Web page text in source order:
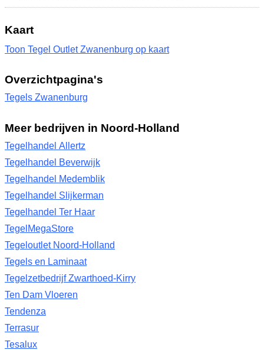
Kaart
Toon Tegel Outlet Zwanenburg op kaart
Overzichtpagina's
Tegels Zwanenburg
Meer bedrijven in Noord-Holland
Tegelhandel Allertz
Tegelhandel Beverwijk
Tegelhandel Medemblik
Tegelhandel Slijkerman
Tegelhandel Ter Haar
TegelMegaStore
Tegeloutlet Noord-Holland
Tegels en Laminaat
Tegelzetbedrijf Zwarthoed-Kirry
Ten Dam Vloeren
Tendenza
Terrasur
Tesalux